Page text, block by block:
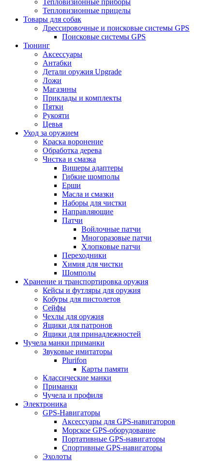
Тепловизионные приборы
Тепловизионные прицелы
Товары для собак
Дрессировочные и поисковые системы GPS
Поисковые системы GPS
Тюнинг
Аксессуары
Антабки
Детали оружия Upgrade
Ложи
Магазины
Приклады и комплекты
Пятки
Рукояти
Цевья
Уход за оружием
Краска воронение
Обработка дерева
Чистка и смазка
Вишеры адаптеры
Гибкие шомполы
Ерши
Масла и смазки
Наборы для чистки
Направляющие
Патчи
Войлочные патчи
Многоразовые патчи
Хлопковые патчи
Переходники
Химия для чистки
Шомполы
Хранение и транспортировка оружия
Кейсы и футляры для оружия
Кобуры для пистолетов
Сейфы
Чехлы для оружия
Ящики для патронов
Ящики для принадлежностей
Чучела манки приманки
Звуковые имитаторы
Plurifon
Карты памяти
Классические манки
Приманки
Чучела и профиля
Электроника
GPS-Навигаторы
Аксессуары для GPS-навигаторов
Морское GPS-оборудование
Портативные GPS-навигаторы
Спортивные GPS-навигаторы
Эхолоты